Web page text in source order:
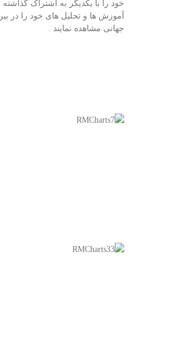
خود را با یکدیگر به اشتراک گذاشته
آموزش ها و تحلیل های خود را در
جهانی مشاهده نمایند .